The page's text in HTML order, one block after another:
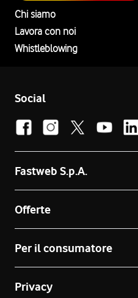
Chi siamo
Lavora con noi
Whistleblowing
Social
Fastweb S.p.A.
Offerte
Per il consumatore
Privacy